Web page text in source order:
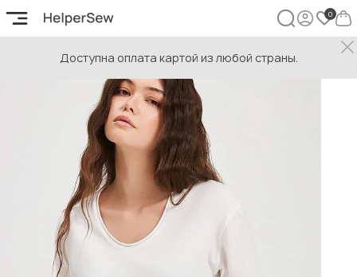
Доступна оплата картой из любой страны.